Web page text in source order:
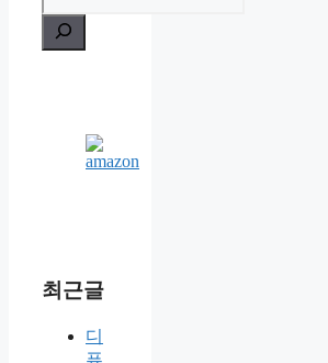
최근글
디
퓨